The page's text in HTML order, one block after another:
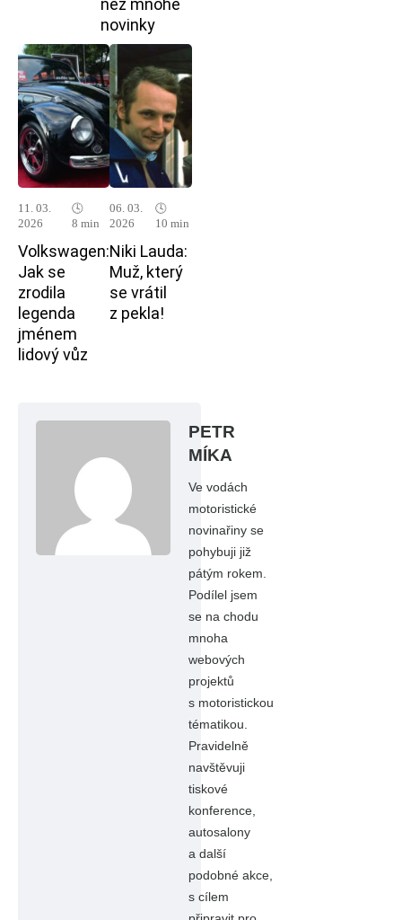
než mnohé
novinky
11. 03.
2026
🕓
8 min
Volkswagen:
Jak se
zrodila
legenda
jménem
lidový vůz
06. 03.
2026
🕓
10 min
Niki Lauda:
Muž, který
se vrátil
z pekla!
PETR
MÍKA
Ve vodách
motoristické
novinařiny se
pohybuji již
pátým rokem.
Podílel jsem
se na chodu
mnoha
webových
projektů
s motoristickou
tématikou.
Pravidelně
navštěvuji
tiskové
konference,
autosalony
a další
podobné akce,
s cílem